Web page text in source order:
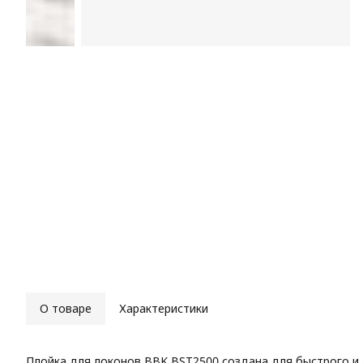
О товаре Характеристики